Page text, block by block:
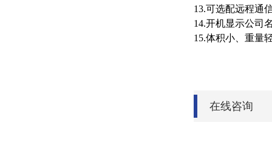
13.可选配远程通
14.开机显示公司
15.体积小、重量
在线咨询